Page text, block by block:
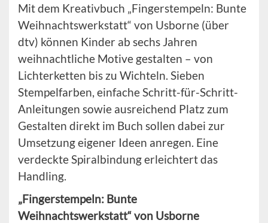
Mit dem Kreativbuch „Fingerstempeln: Bunte
Weihnachtswerkstatt“ von Usborne (über
dtv) können Kinder ab sechs Jahren
weihnachtliche Motive gestalten – von
Lichterketten bis zu Wichteln. Sieben
Stempelfarben, einfache Schritt-für-Schritt-
Anleitungen sowie ausreichend Platz zum
Gestalten direkt im Buch sollen dabei zur
Umsetzung eigener Ideen anregen. Eine
verdeckte Spiralbindung erleichtert das
Handling.
„Fingerstempeln: Bunte
Weihnachtswerkstatt“ von Usborne